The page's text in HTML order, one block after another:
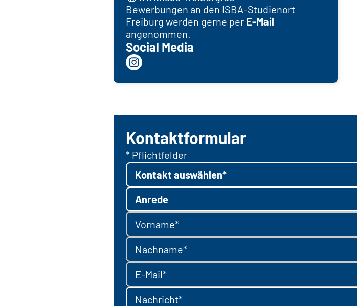
Bewerbungen an den ISBA-Studienort
Freiburg werden gerne per E-Mail
angenommen.
Social Media
Kontaktformular
* Pflichtfelder
Kontakt auswählen*
Anrede
Vorname*
Nachname*
E-Mail*
Nachricht*